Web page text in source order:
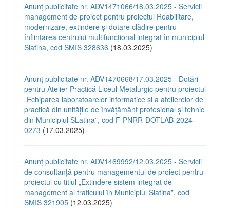
Anunț publicitate nr. ADV1471066/18.03.2025 - Servicii
management de proiect pentru proiectul Reabilitare,
modernizare, extindere și dotare clădire pentru
înființarea centrului multifuncțional integrat în municipiul
Slatina, cod SMIS 328636 (18.03.2025)
Anunț publicitate nr. ADV1470668/17.03.2025 - Dotări
pentru Atelier Practică Liceul Metalurgic pentru proiectul
„Echiparea laboratoarelor informatice și a atelierelor de
practică din unitățile de învățământ profesional și tehnic
din Municipiul SLatina”, cod F-PNRR-DOTLAB-2024-
0273 (17.03.2025)
Anunț publicitate nr. ADV1469992/12.03.2025 - Servicii
de consultanță pentru managementul de proiect pentru
proiectul cu titlul „Extindere sistem integrat de
management al traficului în Municipiul Slatina”, cod
SMIS 321905 (12.03.2025)